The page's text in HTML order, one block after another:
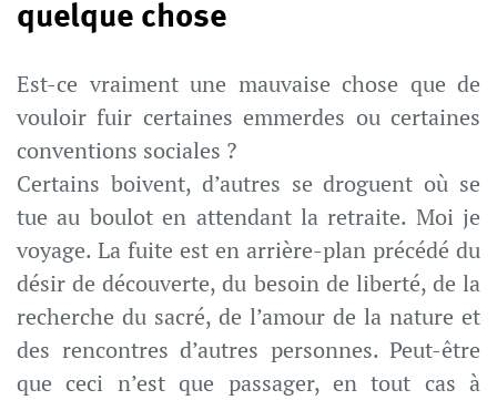
quelque chose
Est-ce vraiment une mauvaise chose que de
vouloir fuir certaines emmerdes ou certaines
conventions sociales ?
Certains boivent, d’autres se droguent où se
tue au boulot en attendant la retraite. Moi je
voyage. La fuite est en arrière-plan précédé du
désir de découverte, du besoin de liberté, de la
recherche du sacré, de l’amour de la nature et
des rencontres d’autres personnes. Peut-être
que ceci n’est que passager, en tout cas à